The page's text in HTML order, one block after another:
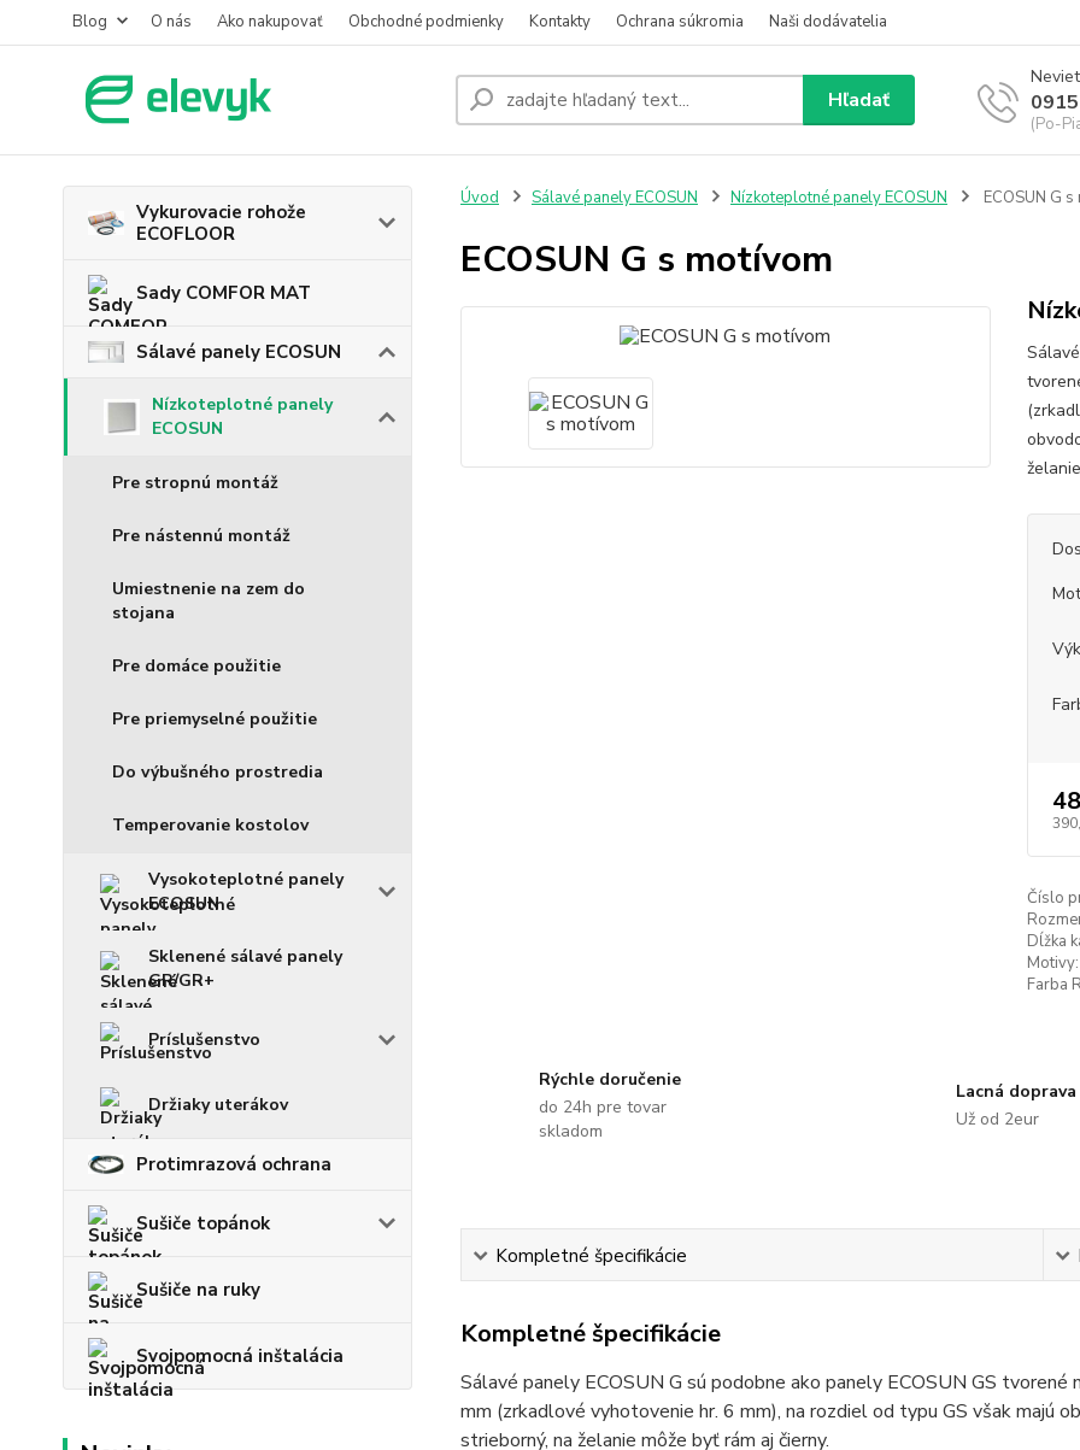
Blog O nás Ako nakupovať Obchodné podmienky Kontakty Ochrana súkromia Naši dodávatelia
Hľadať
(Po-
Vykurovacie rohože
ECOFLOOR
Sady COMFOR MAT
Sálavé panely ECOSUN
Nízkoteplotné panely
ECOSUN
Pre stropnú montáž
Pre nástennú montáž
Umiestnenie na zem do
stojana
Pre domáce použitie
Pre priemyselné použitie
Do výbušného prostredia
Temperovanie kostolov
Vysokoteplotné panely
ECOSUN
Sklenené sálavé panely
GR/GR+
Príslušenstvo
Držiaky uterákov
Protimrazová ochrana
Sušiče topánok
Sušiče na ruky
Svojpomocná inštalácia
Úvod Sálavé panely ECOSUN Nízkoteplotné panely ECOSUN ECOSUN G
ECOSUN G s motívom
Číslo
Dĺžka
Motivy:
Farba
Rýchle doručenie
do 24h pre tovar
skladom
Lacná doprava
Už od 2eur
Kompletné špecifikácie
Kompletné špecifikácie
Sálavé panely ECOSUN G sú podobne ako panely ECOSUN GS
mm (zrkadlové vyhotovenie hr. 6 mm), na rozdiel od typu GS však majú
strieborný, na želanie môže byť rám aj čierny.